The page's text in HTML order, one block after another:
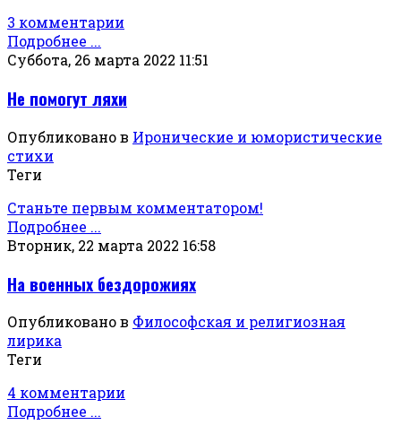
3 комментарии
Подробнее ...
Суббота, 26 марта 2022 11:51
Не помогут ляхи
Опубликовано в Иронические и юмористические
стихи
Теги
Станьте первым комментатором!
Подробнее ...
Вторник, 22 марта 2022 16:58
На военных бездорожиях
Опубликовано в Философская и религиозная
лирика
Теги
4 комментарии
Подробнее ...